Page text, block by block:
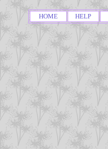
HOME HELP